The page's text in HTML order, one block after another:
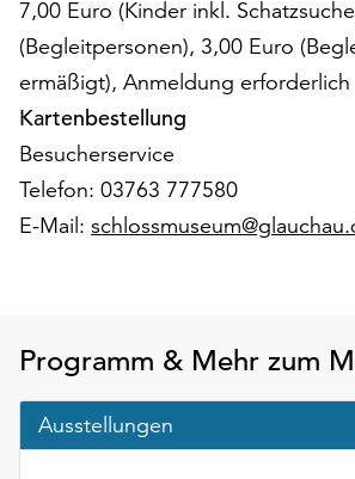
ohne
Ihr
Einverständnis
weiterhin
ausgeführt.
Möchten
Sie
die
Sie
Einstellungen
über
7,00 Euro (Kinder inkl.
(Begleitpersonen), 3,00 Euro
ermäßigt), Anmeldung erforderlich
Kartenbestellung
Besucherservice
Telefon: 03763 777580
E-Mail:
Programm & Mehr zum
Ausstellungen